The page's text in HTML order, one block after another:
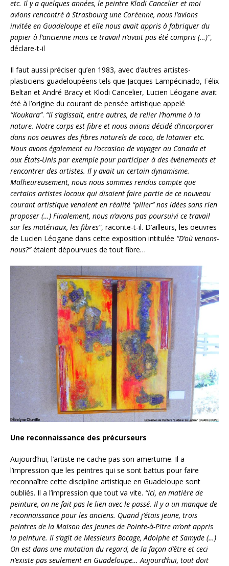
etc. Il y a quelques années, le peintre Klodi Cancelier et moi
avions rencontré à Strasbourg une Coréenne, nous l’avions
invitée en Guadeloupe et elle nous avait appris à fabriquer du
papier à l’ancienne mais ce travail n’avait pas été compris (…)”,
déclare-t-il
Il faut aussi préciser qu’en 1983, avec d’autres artistes-
plasticiens guadeloupéens tels que Jacques Lampécinado, Félix
Beltan et André Bracy et Klodi Cancelier, Lucien Léogane avait
été à l’origine du courant de pensée artistique appelé
“Koukara”. “Il s’agissait, entre autres, de relier l’homme à la
nature. Notre corps est fibre et nous avions décidé d’incorporer
dans nos oeuvres des fibres naturels de coco, de latanier etc.
Nous avons également eu l’occasion de voyager au Canada et
aux États-Unis par exemple pour participer à des événements et
rencontrer des artistes. Il y avait un certain dynamisme.
Malheureusement, nous nous sommes rendus compte que
certains artistes locaux qui disaient faire partie de ce nouveau
courant artistique venaient en réalité “piller” nos idées sans rien
proposer (…) Finalement, nous n’avons pas poursuivi ce travail
sur les matériaux, les fibres”, raconte-t-il. D’ailleurs, les oeuvres
de Lucien Léogane dans cette exposition intitulée “D’où venons-
nous?”étaient dépourvues de tout fibre…
Une reconnaissance des précurseurs
Aujourd’hui, l’artiste ne cache pas son amertume. Il a
l’impression que les peintres qui se sont battus pour faire
reconnaître cette discipline artistique en Guadeloupe sont
oubliés. Il a l’impression que tout va vite. “Ici, en matière de
peinture, on ne fait pas le lien avec le passé. Il y a un manque de
reconnaissance pour les anciens. Quand j’étais jeune, trois
peintres de la Maison des Jeunes de Pointe-à-Pitre m’ont appris
la peinture. Il s’agit de Messieurs Bocage, Adolphe et Samyde (…)
On est dans une mutation du regard, de la façon d’être et ceci
n’existe pas seulement en Guadeloupe… Aujourd’hui, tout doit